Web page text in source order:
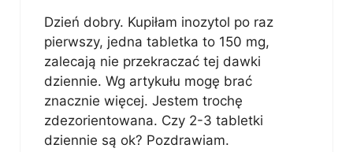
Dzień dobry. Kupiłam inozytol po raz
pierwszy, jedna tabletka to 150 mg,
zalecają nie przekraczać tej dawki
dziennie. Wg artykułu mogę brać
znacznie więcej. Jestem trochę
zdezorientowana. Czy 2-3 tabletki
dziennie są ok? Pozdrawiam.